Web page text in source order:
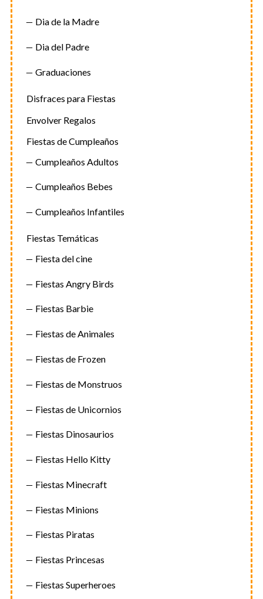
Dia de la Madre
Dia del Padre
Graduaciones
Disfraces para Fiestas
Envolver Regalos
Fiestas de Cumpleaños
Cumpleaños Adultos
Cumpleaños Bebes
Cumpleaños Infantiles
Fiestas Temáticas
Fiesta del cine
Fiestas Angry Birds
Fiestas Barbie
Fiestas de Animales
Fiestas de Frozen
Fiestas de Monstruos
Fiestas de Unicornios
Fiestas Dinosaurios
Fiestas Hello Kitty
Fiestas Minecraft
Fiestas Minions
Fiestas Piratas
Fiestas Princesas
Fiestas Superheroes